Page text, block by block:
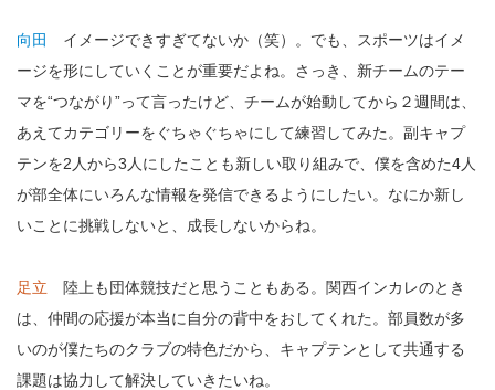
向田
イメージできすぎてないか（笑）。でも、スポーツはイメ
ージを形にしていくことが重要だよね。さっき、新チームのテー
マを“つながり”って言ったけど、チームが始動してから２週間は、
あえてカテゴリーをぐちゃぐちゃにして練習してみた。副キャプ
テンを2人から3人にしたことも新しい取り組みで、僕を含めた4人
が部全体にいろんな情報を発信できるようにしたい。なにか新し
いことに挑戦しないと、成長しないからね。
足立 陸上も団体競技だと思うこともある。関西インカレのとき
は、仲間の応援が本当に自分の背中をおしてくれた。部員数が多
いのが僕たちのクラブの特色だから、キャプテンとして共通する
課題は協力して解決していきたいね。